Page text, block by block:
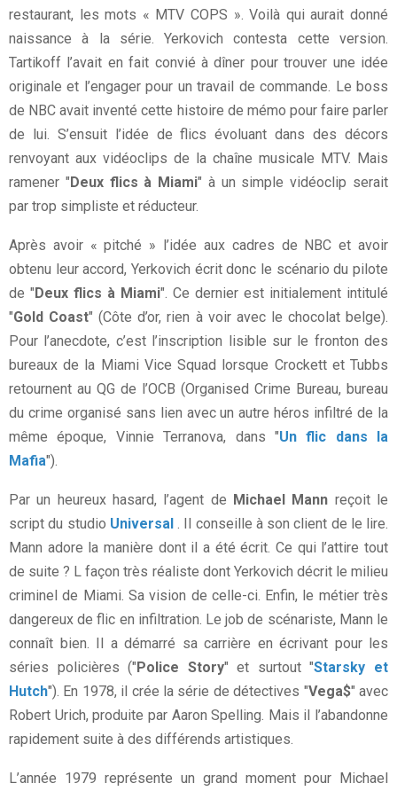
restaurant, les mots « MTV COPS ». Voilà qui aurait donné
naissance à la série. Yerkovich contesta cette version.
Tartikoff l’avait en fait convié à dîner pour trouver une idée
originale et l’engager pour un travail de commande. Le boss
de NBC avait inventé cette histoire de mémo pour faire parler
de lui. S’ensuit l’idée de flics évoluant dans des décors
renvoyant aux vidéoclips de la chaîne musicale MTV. Mais
ramener "Deux flics à Miami" à un simple vidéoclip serait
par trop simpliste et réducteur.
Après avoir « pitché » l’idée aux cadres de NBC et avoir
obtenu leur accord, Yerkovich écrit donc le scénario du pilote
de "Deux flics à Miami". Ce dernier est initialement intitulé
"Gold Coast" (Côte d’or, rien à voir avec le chocolat belge).
Pour l’anecdote, c’est l’inscription lisible sur le fronton des
bureaux de la Miami Vice Squad lorsque Crockett et Tubbs
retournent au QG de l’OCB (Organised Crime Bureau, bureau
du crime organisé sans lien avec un autre héros infiltré de la
même époque, Vinnie Terranova, dans "Un flic dans la
Mafia").
Par un heureux hasard, l’agent de Michael Mann reçoit le
script du studio Universal. Il conseille à son client de le lire.
Mann adore la manière dont il a été écrit. Ce qui l’attire tout
de suite ? L façon très réaliste dont Yerkovich décrit le milieu
criminel de Miami. Sa vision de celle-ci. Enfin, le métier très
dangereux de flic en infiltration. Le job de scénariste, Mann le
connaît bien. Il a démarré sa carrière en écrivant pour les
séries policières ("Police Story" et surtout "Starsky et
Hutch"). En 1978, il crée la série de détectives "Vega$" avec
Robert Urich, produite par Aaron Spelling. Mais il l’abandonne
rapidement suite à des différends artistiques.
L’année 1979 représente un grand moment pour Michael